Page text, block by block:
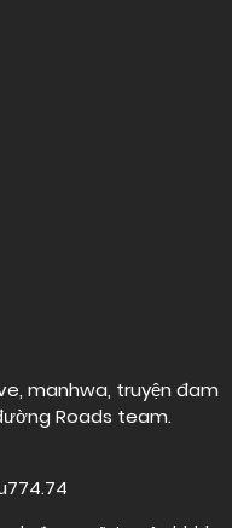
manhwa, truyện đam
Roads team.